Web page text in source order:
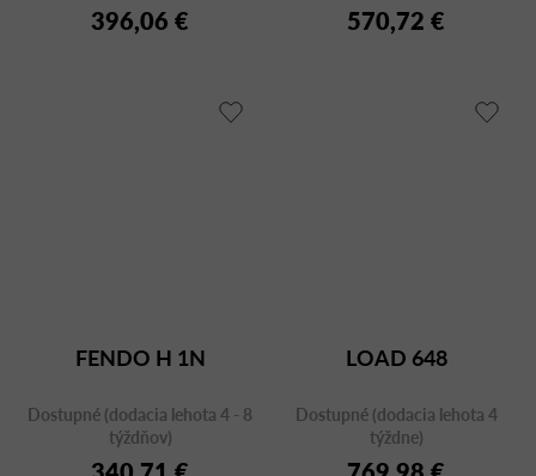
396,06 € 570,72 €
FENDO H 1N
Dostupné (dodacia lehota 4 - 8
týždňov)
LOAD 648
Dostupné (dodacia lehota 4
týždne)